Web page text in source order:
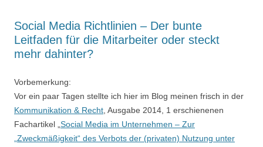
Social Media Richtlinien – Der bunte
Leitfaden für die Mitarbeiter oder steckt
mehr dahinter?
Vorbemerkung:
Vor ein paar Tagen stellte ich hier im Blog meinen frisch in der
Kommunikation & Recht , Ausgabe 2014, 1 erschienenen
Fachartikel „ Social Media im Unternehmen – Zur
„Zweckmäßigkeit“ des Verbots der (privaten) Nutzung unter